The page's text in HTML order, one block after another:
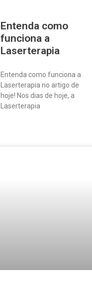
Entenda como
funciona a
Laserterapia
Entenda como funciona a
Laserterapia no artigo de
hoje! Nos dias de hoje, a
Laserterapia